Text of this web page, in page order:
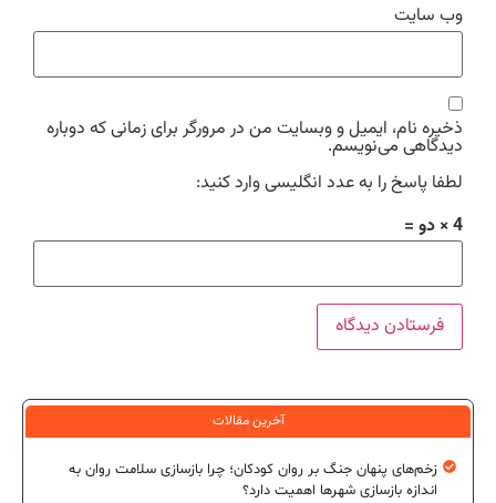
وب‌ سایت
ذخیره نام، ایمیل و وبسایت من در مرورگر برای زمانی که دوباره
دیدگاهی می‌نویسم.
لطفا پاسخ را به عدد انگلیسی وارد کنید:
4 × دو =
آخرین مقالات
زخم‌های پنهان جنگ بر روان کودکان؛ چرا بازسازی سلامت روان به
اندازه بازسازی شهرها اهمیت دارد؟